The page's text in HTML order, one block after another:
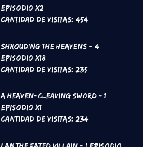
Episodio x2
Cantidad de Visitas: 454
Shrouding the Heavens - 4
Episodio x18
Cantidad de Visitas: 235
A Heaven-Cleaving Sword - 1
Episodio x1
Cantidad de Visitas: 234